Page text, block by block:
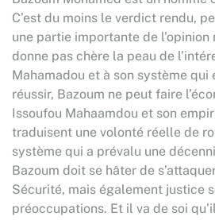
C’est du moins le verdict rendu,
une partie importante de l’opinion
donne pas chère la peau de
Mahamadou et à son système qui
réussir, Bazoum ne peut faire
Issoufou Mahaamdou et son
traduisent une volonté réelle de
système qui a prévalu une
Bazoum doit se hâter de
Sécurité, mais également justice
préoccupations. Et il va de soi